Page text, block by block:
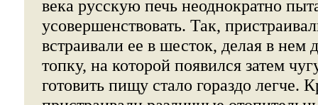
века русскую печь неоднократно
усовершенствовать. Так,
встраивали ее в шесток, делая в нем
топку, на которой появился затем
готовить пищу стало гораздо легче.